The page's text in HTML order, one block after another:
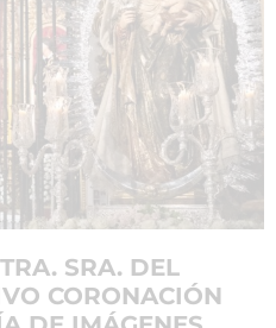
SRA. DEL
CORONACIÓN